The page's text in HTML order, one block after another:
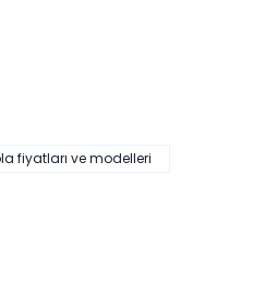
fiyatları ve modelleri